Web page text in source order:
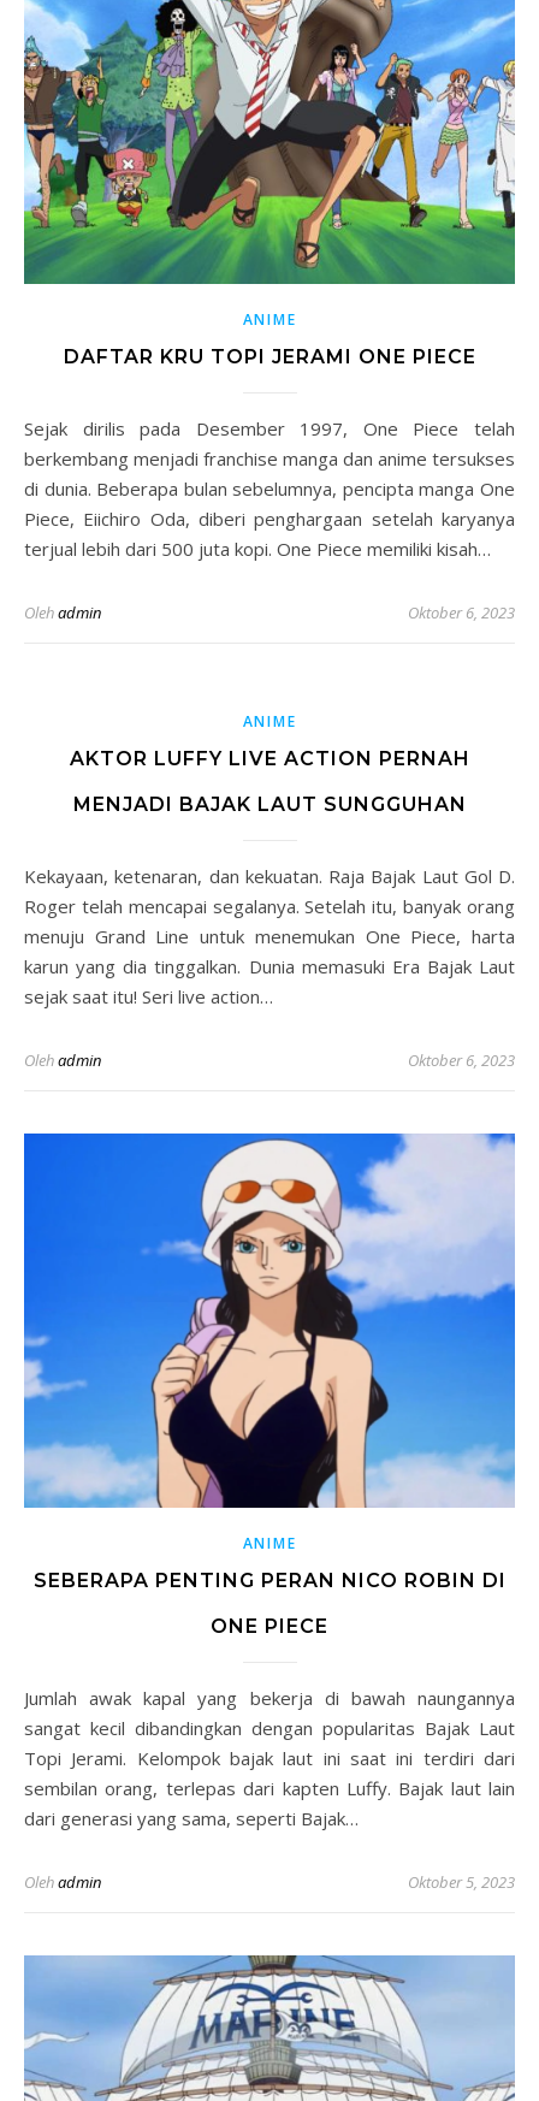
ANIME
DAFTAR KRU TOPI JERAMI ONE PIECE
Sejak dirilis pada Desember 1997, One Piece telah
berkembang menjadi franchise manga dan anime tersukses
di dunia. Beberapa bulan sebelumnya, pencipta manga One
Piece, Eiichiro Oda, diberi penghargaan setelah karyanya
terjual lebih dari 500 juta kopi. One Piece memiliki kisah…
Olehadmin Oktober 6, 2023
ANIME
AKTOR LUFFY LIVE ACTION PERNAH
MENJADI BAJAK LAUT SUNGGUHAN
Kekayaan, ketenaran, dan kekuatan. Raja Bajak Laut Gol D.
Roger telah mencapai segalanya. Setelah itu, banyak orang
menuju Grand Line untuk menemukan One Piece, harta
karun yang dia tinggalkan. Dunia memasuki Era Bajak Laut
sejak saat itu! Seri live action…
Olehadmin Oktober 6, 2023
ANIME
SEBERAPA PENTING PERAN NICO ROBIN DI
ONE PIECE
Jumlah awak kapal yang bekerja di bawah naungannya
sangat kecil dibandingkan dengan popularitas Bajak Laut
Topi Jerami. Kelompok bajak laut ini saat ini terdiri dari
sembilan orang, terlepas dari kapten Luffy. Bajak laut lain
dari generasi yang sama, seperti Bajak…
Olehadmin Oktober 5, 2023